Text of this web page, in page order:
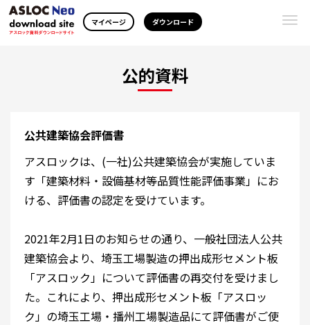
マイページ ダウンロード
公的資料
公共建築協会評価書
アスロックは、(一社)公共建築協会が実施していま
す「建築材料・設備基材等品質性能評価事業」にお
ける、評価書の認定を受けています。
2021年2月1日のお知らせの通り、一般社団法人公共
建築協会より、埼玉工場製造の押出成形セメント板
「アスロック」について評価書の再交付を受けまし
た。これにより、押出成形セメント板「アスロッ
ク」の埼玉工場・播州工場製造品にて評価書がご使